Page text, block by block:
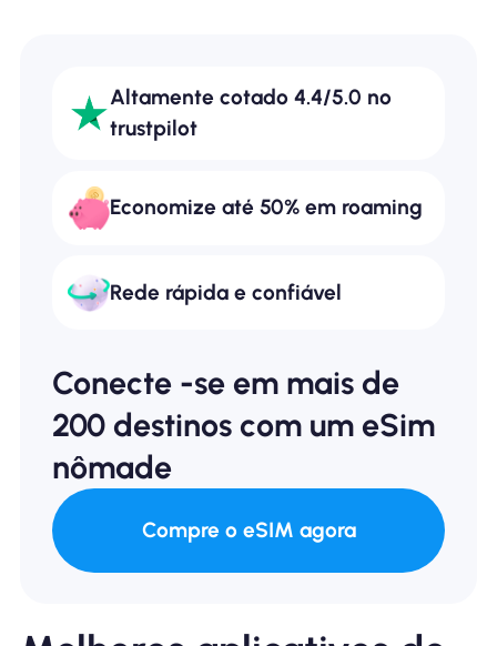
Altamente cotado 4.4/5.0 no
trustpilot
Economize até 50% em roaming
Rede rápida e confiável
Conecte -se em mais de
200 destinos com um eSim
nômade
Compre o eSIM agora